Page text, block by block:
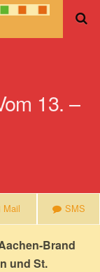
13. –
Mail SMS
Brand
und St.